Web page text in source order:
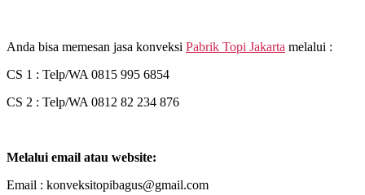
Anda bisa memesan jasa konveksi Pabrik Topi Jakarta melalui :
CS 1 : Telp/WA 0815 995 6854
CS 2 : Telp/WA 0812 82 234 876
Melalui email atau website:
Email : konveksitopibagus@gmail.com